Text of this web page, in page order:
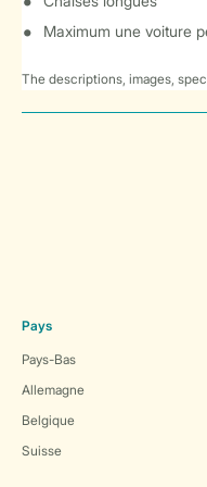
Maximum une voiture
The descriptions, images,
Pays
Pays-Bas
Allemagne
Belgique
Suisse